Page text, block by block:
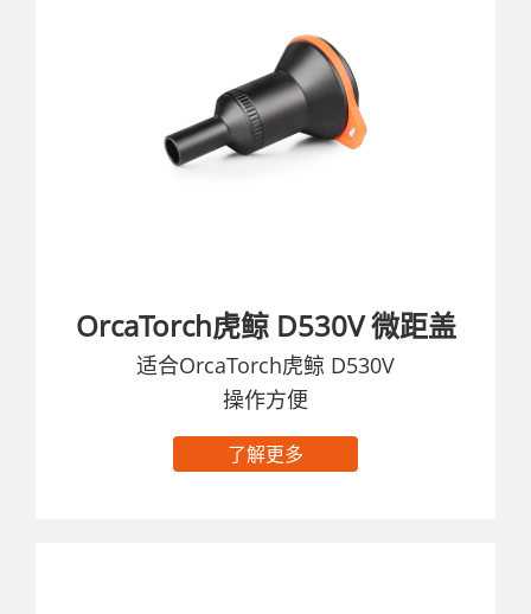
OrcaTorch虎鲸 D530V 微距盖
适合OrcaTorch虎鲸 D530V
操作方便
了解更多